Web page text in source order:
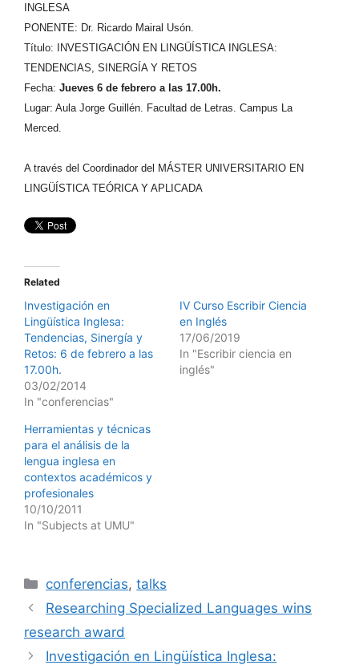
INGLESA
PONENTE: Dr. Ricardo Mairal Usón.
Título: INVESTIGACIÓN EN LINGÜÍSTICA INGLESA:
TENDENCIAS, SINERGÍA Y RETOS
Fecha: Jueves 6 de febrero a las 17.00h.
Lugar: Aula Jorge Guillén. Facultad de Letras. Campus La
Merced.
A través del Coordinador del MÁSTER UNIVERSITARIO EN
LINGÜÍSTICA TEÓRICA Y APLICADA
Related
Investigación en
Lingüística Inglesa:
Tendencias, Sinergía y
Retos: 6 de febrero a las
17.00h.
03/02/2014
In "conferencias"
IV Curso Escribir Ciencia
en Inglés
17/06/2019
In "Escribir ciencia en
inglés"
Herramientas y técnicas
para el análisis de la
lengua inglesa en
contextos académicos y
profesionales
10/10/2011
In "Subjects at UMU"
Categories
conferencias,talks
Researching Specialized Languages wins
research award
Investigación en Lingüística Inglesa: